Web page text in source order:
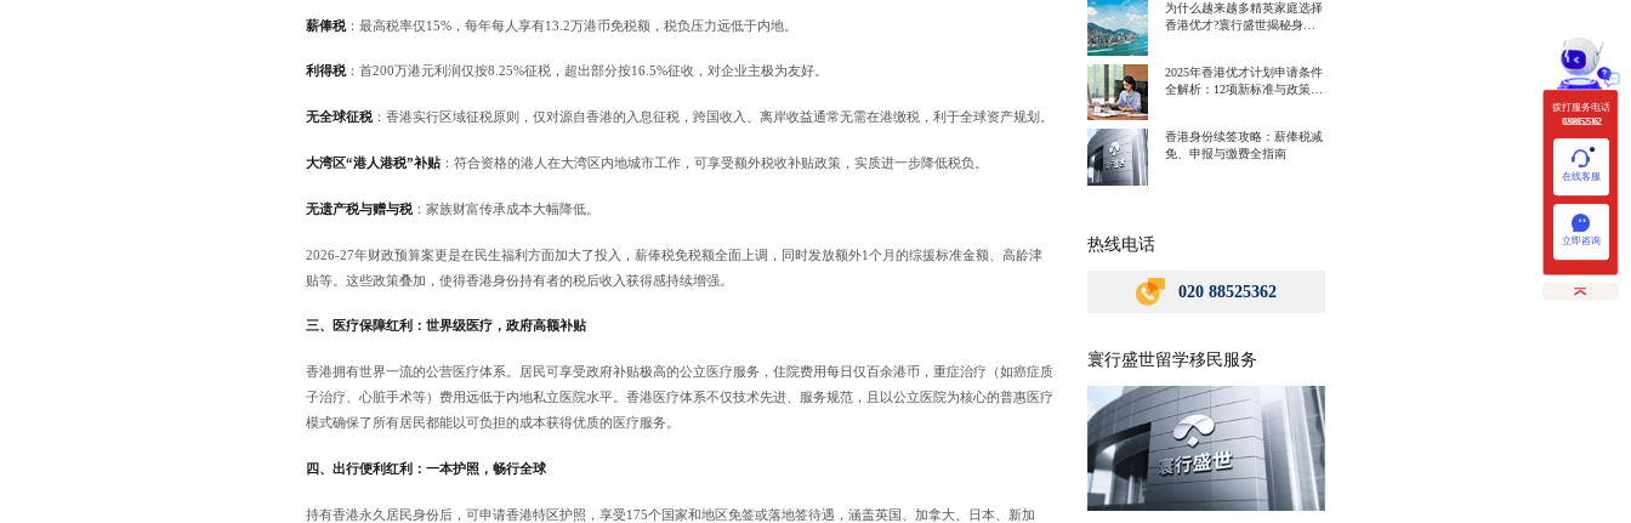
薪俸税 ：最高税率仅15%，每年每人享有13.2万港币免税额，税负压力远低于内地。
利得税 ：首200万港元利润仅按8.25%征税，超出部分按16.5%征收，对企业主极为友好。
无全球征税 ：香港实行区域征税原则，仅对源自香港的入息征税，跨国收入、离岸收益通常无需在港缴税，利于全球资产规划。
大湾区“港人港税”补贴 ：符合资格的港人在大湾区内地城市工作，可享受额外税收补贴政策，实质进一步降低税负。
无遗产税与赠与税 ：家族财富传承成本大幅降低。
2026-27年财政预算案更是在民生福利方面加大了投入，薪俸税免税额全面上调，同时发放额外1个月的综援标准金额、高龄津
贴等。这些政策叠加，使得香港身份持有者的税后收入获得感持续增强。
三、医疗保障红利：世界级医疗，政府高额补贴
香港拥有世界一流的公营医疗体系。居民可享受政府补贴极高的公立医疗服务，住院费用每日仅百余港币，重症治疗（如癌症质
子治疗、心脏手术等）费用远低于内地私立医院水平。香港医疗体系不仅技术先进、服务规范，且以公立医院为核心的普惠医疗
模式确保了所有居民都能以可负担的成本获得优质的医疗服务。
四、出行便利红利：一本护照，畅行全球
持有香港永久居民身份后，可申请香港特区护照，享受175个国家和地区免签或落地签待遇，涵盖英国、加拿大、日本、新加
为什么越来越多精英家庭选择
香港优才?寰行盛世揭秘身份
2025年香港优才计划申请条件
全解析：12项新标准与政策解
香港身份续签攻略：薪俸税减
免、申报与缴费全指南
热线电话
020 88525362
寰行盛世留学移民服务
拨打服务电话
020 88525362
在线客服
立即咨询